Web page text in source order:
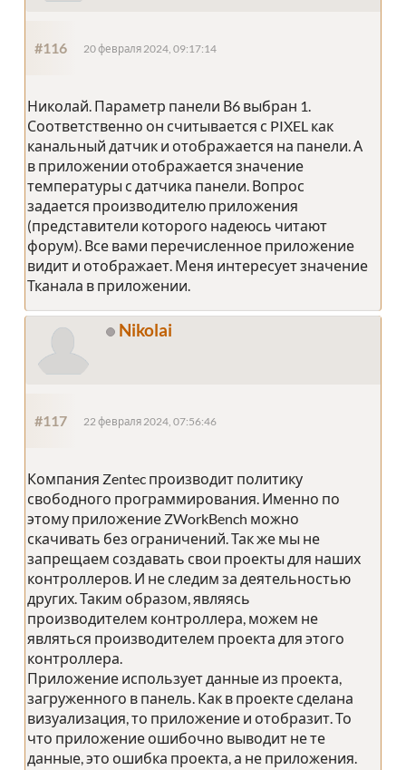
#116 20 февраля 2024, 09:17:14
Николай. Параметр панели В6 выбран 1.
Соответственно он считывается с PIXEL как
канальный датчик и отображается на панели. А
в приложении отображается значение
температуры с датчика панели. Вопрос
задается производителю приложения
(представители которого надеюсь читают
форум). Все вами перечисленное приложение
видит и отображает. Меня интересует значение
Тканала в приложении.
Nikolai
#117 22 февраля 2024, 07:56:46
Компания Zentec производит политику
свободного программирования. Именно по
этому приложение ZWorkBench можно
скачивать без ограничений. Так же мы не
запрещаем создавать свои проекты для наших
контроллеров. И не следим за деятельностью
других. Таким образом, являясь
производителем контроллера, можем не
являться производителем проекта для этого
контроллера.
Приложение использует данные из проекта,
загруженного в панель. Как в проекте сделана
визуализация, то приложение и отобразит. То
что приложение ошибочно выводит не те
данные, это ошибка проекта, а не приложения.